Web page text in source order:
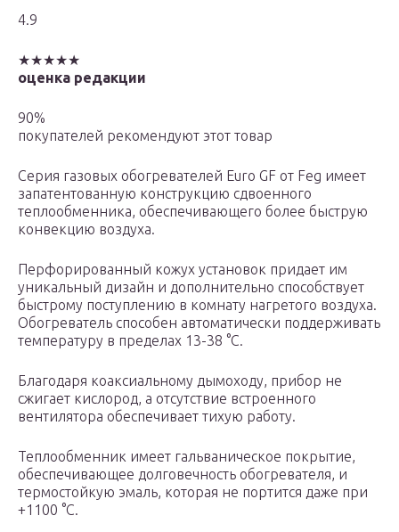
4.9
★★★★★
оценка редакции
90%
покупателей рекомендуют этот товар
Серия газовых обогревателей Euro GF от Feg имеет
запатентованную конструкцию сдвоенного
теплообменника, обеспечивающего более быструю
конвекцию воздуха.
Перфорированный кожух установок придает им
уникальный дизайн и дополнительно способствует
быстрому поступлению в комнату нагретого воздуха.
Обогреватель способен автоматически поддерживать
температуру в пределах 13-38 °С.
Благодаря коаксиальному дымоходу, прибор не
сжигает кислород, а отсутствие встроенного
вентилятора обеспечивает тихую работу.
Теплообменник имеет гальваническое покрытие,
обеспечивающее долговечность обогревателя, и
термостойкую эмаль, которая не портится даже при
+1100 °С.